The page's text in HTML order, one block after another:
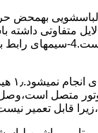
لباسشویی
ﮐﻨﺘﺎﮐﺖ ﻣﺸﺘﺮک
قابل ﺗﻌﻤﯿﺮ